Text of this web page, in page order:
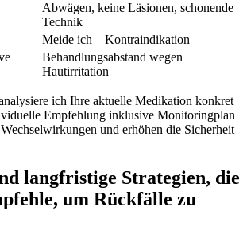
Abwägen, keine Läsionen, schonende
Technik
Meide ich – Kontraindikation
Behandlungsabstand wegen
Hautirritation
ich Ihre⁤ aktuelle Medikation konkret‌
Empfehlung inklusive Monitoringplan
und erhöhen ​die Sicherheit
langfristige Strategien, die
um Rückfälle zu